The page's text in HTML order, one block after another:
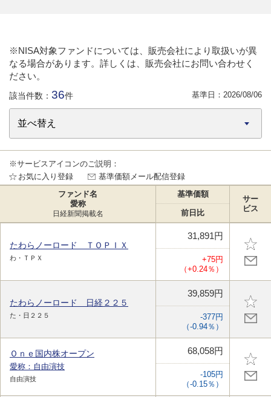
※NISA対象ファンドについては、販売会社により取扱いが異
なる場合があります。詳しくは、販売会社にお問い合わせく
ださい。
該当件数： 36件 基準日： 2026/08/06
※サービスアイコンのご説明：
お気に入り登録
基準価額メール配信登録
ファンド名
愛称
日経新聞掲載名
基準価額
サー
ビス
前日比
たわらノーロード ＴＯＰＩＸ
わ・ＴＰＸ
31,891円
+75円
（+0.24％）
たわらノーロード 日経２２５
た・日２２５
39,859円
-377円
（-0.94％）
Ｏｎｅ国内株オープン
愛称：自由演技
自由演技
68,058円
-105円
（-0.15％）